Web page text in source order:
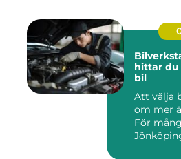
hittar du
bil
Att välja
om mer
För